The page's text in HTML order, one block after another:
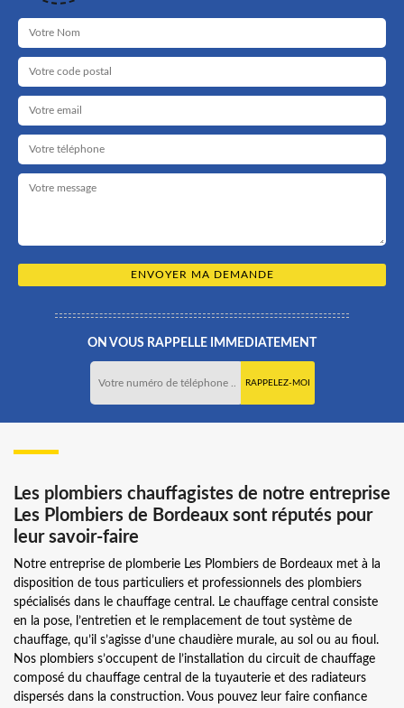
ON VOUS RAPPELLE IMMEDIATEMENT
Les plombiers chauffagistes de notre entreprise
Les Plombiers de Bordeaux sont réputés pour
leur savoir-faire
Notre entreprise de plomberie Les Plombiers de Bordeaux met à la
disposition de tous particuliers et professionnels des plombiers
spécialisés dans le chauffage central. Le chauffage central consiste
en la pose, l’entretien et le remplacement de tout système de
chauffage, qu’il s’agisse d’une chaudière murale, au sol ou au fioul.
Nos plombiers s’occupent de l’installation du circuit de chauffage
composé du chauffage central de la tuyauterie et des radiateurs
dispersés dans la construction. Vous pouvez leur faire confiance